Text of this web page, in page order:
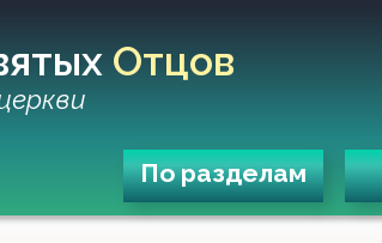
Отцов
По разделам